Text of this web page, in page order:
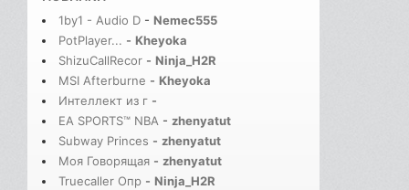
1by1 - Audio D - Nemec555
PotPlayer... - Kheyoka
ShizuCallRecor - Ninja_H2R
MSI Afterburne - Kheyoka
Интеллект из г -
EA SPORTS™ NBA - zhenyatut
Subway Princes - zhenyatut
Моя Говорящая - zhenyatut
Truecaller Опр - Ninja_H2R